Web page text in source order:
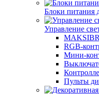
Блоки питания
Управление
RGB-
Мини-
Пульты